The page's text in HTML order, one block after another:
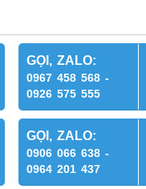
GỌI, ZALO:
0967 458 568 -
0926 575 555
GỌI, ZALO:
0906 066 638 -
0964 201 437